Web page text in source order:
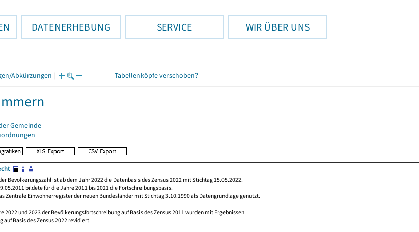
DATENERHEBUNG SERVICE WIR ÜBER UNS
Abkürzungen | Tabellenköpfe verschoben?
Gemeinde
Bevölkerungszahl ist ab dem Jahr 2022 die Datenbasis des Zensus 2022 mit Stichtag 15.05.2022.
bildete für die Jahre 2011 bis 2021 die Fortschreibungsbasis.
Zentrale Einwohnerregister der neuen Bundesländer mit Stichtag 3.10.1990 als Datengrundlage genutzt.
2022 und 2023 der Bevölkerungsfortschreibung auf Basis des Zensus 2011 wurden mit Ergebnissen
Basis des Zensus 2022 revidiert.